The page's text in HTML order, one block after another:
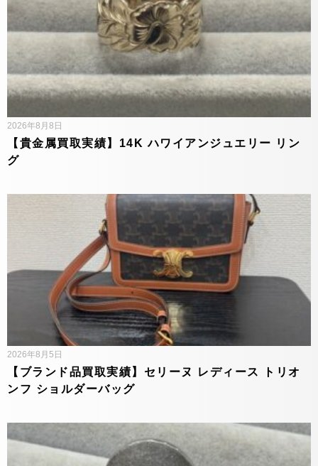
【貴金属買取実績】14K ハワイアンジュエリー リン
グ
2026年8月8日
【ブランド品買取実績】セリーヌ レディース トリオ
ンフ ショルダーバッグ
2026年8月5日